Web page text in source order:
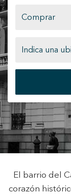
GRUPO DC
+34 935
Comprar
El barrio del
corazón